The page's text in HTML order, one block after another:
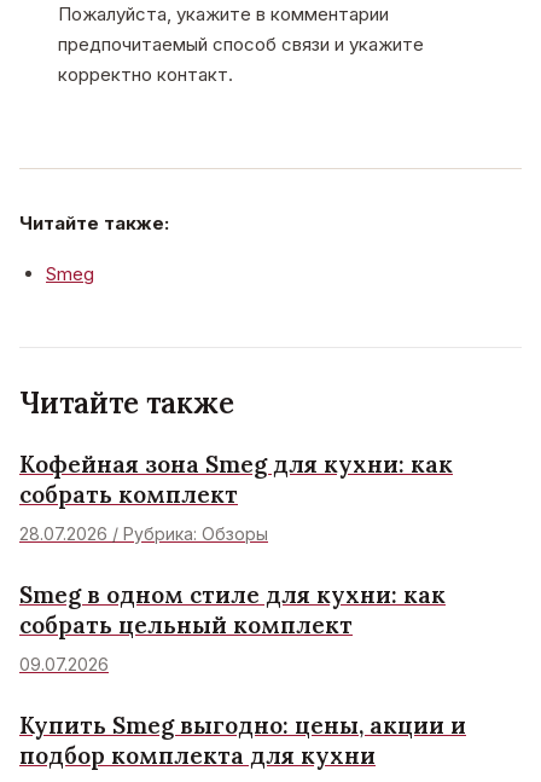
Пожалуйста, укажите в комментарии
предпочитаемый способ связи и укажите
корректно контакт.
Читайте также:
Smeg
Читайте также
Кофейная зона Smeg для кухни: как
собрать комплект
28.07.2026 / Рубрика: Обзоры
Smeg в одном стиле для кухни: как
собрать цельный комплект
09.07.2026
Купить Smeg выгодно: цены, акции и
подбор комплекта для кухни